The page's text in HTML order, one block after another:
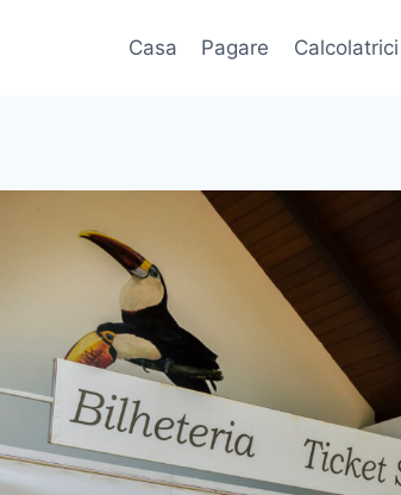
Casa Pagare Calcolatrici